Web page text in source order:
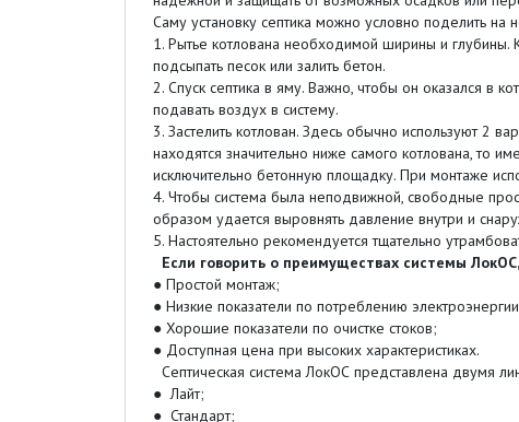
Саму установку септика можно условно поделить на
1. Рытье котлована необходимой ширины и глубины.
подсыпать песок или залить бетон.
2. Спуск септика в яму. Важно, чтобы он оказался в
подавать воздух в систему.
3. Застелить котлован. Здесь обычно используют 2
находятся значительно ниже самого котлована, то
исключительно бетонную площадку. При монтаже
4. Чтобы система была неподвижной, свободные
образом удается выровнять давление внутри и
5. Настоятельно рекомендуется тщательно
Если говорить о преимуществах системы
● Простой монтаж;
● Низкие показатели по потреблению
● Хорошие показатели по очистке стоков;
● Доступная цена при высоких характеристиках.
Септическая система ЛокОС представлена двумя
● Лайт;
● Стандарт;